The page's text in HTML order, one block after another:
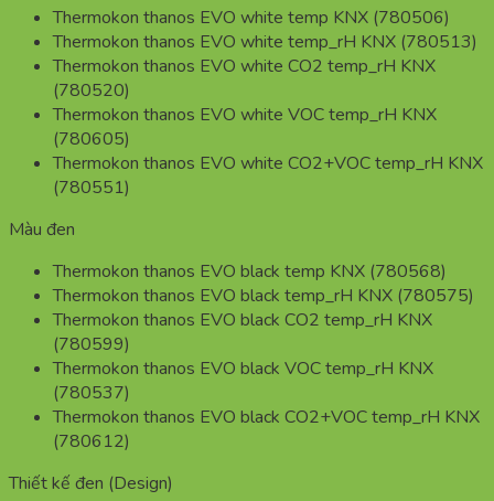
Thermokon thanos EVO white temp KNX (780506)
Thermokon thanos EVO white temp_rH KNX (780513)
Thermokon thanos EVO white CO2 temp_rH KNX
(780520)
Thermokon thanos EVO white VOC temp_rH KNX
(780605)
Thermokon thanos EVO white CO2+VOC temp_rH KNX
(780551)
Màu đen
Thermokon thanos EVO black temp KNX (780568)
Thermokon thanos EVO black temp_rH KNX (780575)
Thermokon thanos EVO black CO2 temp_rH KNX
(780599)
Thermokon thanos EVO black VOC temp_rH KNX
(780537)
Thermokon thanos EVO black CO2+VOC temp_rH KNX
(780612)
Thiết kế đen (Design)